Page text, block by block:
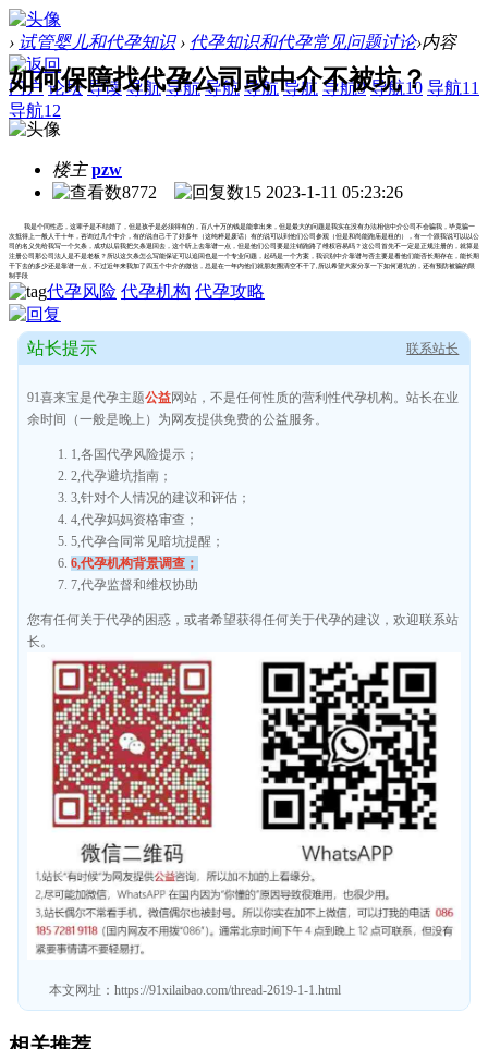
› 试管婴儿和代孕知识 › 代孕知识和代孕常见问题讨论›内容
门户 论坛 导读 导航 导航 导航 导航 导航 导航9 导航10 导航11
导航12
如何保障找代孕公司或中介不被坑？
楼主 pzw
8772
15 2023-1-11 05:23:26
我是个同性恋，这辈子是不结婚了，但是孩子是必须得有的，百八十万的钱是能拿出来，但是最大的问题是我实在没有办法相信中介公司不会骗我，毕竟骗一
次抵得上一般人干十年，咨询过几个中介，有的说自己干了好多年（这纯粹是废话）有的说可以到他们公司参观（但是和尚能跑庙是租的），有一个跟我说可以以公
司的名义先给我写一个欠条，成功以后我把欠条退回去，这个听上去靠谱一点，但是他们公司要是注销跑路了维权容易吗？这公司首先不一定是正规注册的，就算是
注册公司那公司法人是不是老板？所以这欠条怎么写能保证可以追回也是一个专业问题，起码是一个方案，我识别中介靠谱与否主要是看他们能否长期存在，能长期
干下去的多少还是靠谱一点，不过近年来我加了四五个中介的微信，总是在一年内他们就朋友圈清空不干了,所以希望大家分享一下如何避坑的，还有预防被骗的限
制手段
代孕风险 代孕机构 代孕攻略
站长提示
91喜来宝是代孕主题公益网站，不是任何性质的营利性代孕机构。站长在业
余时间（一般是晚上）为网友提供免费的公益服务。
1,各国代孕风险提示；
2,代孕避坑指南；
3,针对个人情况的建议和评估；
4,代孕妈妈资格审查；
5,代孕合同常见暗坑提醒；
6,代孕机构背景调查；
7,代孕监督和维权协助
您有任何关于代孕的困惑，或者希望获得任何关于代孕的建议，欢迎联系站
长。
本文网址： https://91xilaibao.com/thread-2619-1-1.html
联系站长